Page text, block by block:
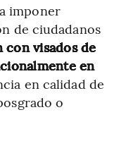
imponer
de ciudadanos
con visados de
en
en calidad de
o